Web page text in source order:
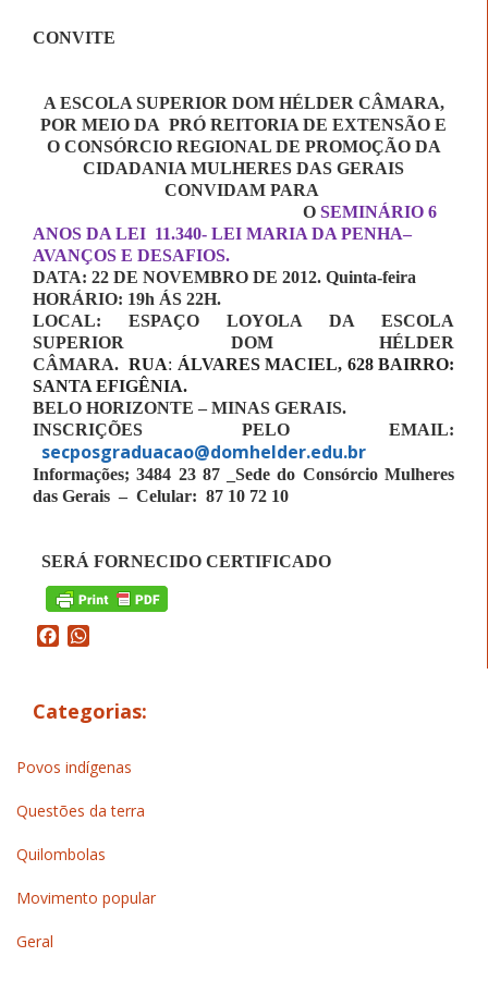
CONVITE
A ESCOLA SUPERIOR DOM HÉLDER CÂMARA,
POR MEIO DA PRÓ REITORIA DE EXTENSÃO E
O CONSÓRCIO REGIONAL DE PROMOÇÃO DA
CIDADANIA MULHERES DAS GERAIS
CONVIDAM PARA
O SEMINÁRIO 6
ANOS DA LEI 11.340- LEI MARIA DA PENHA–
AVANÇOS E DESAFIOS.
DATA: 22 DE NOVEMBRO DE 2012. Quinta-feira
HORÁRIO: 19h ÁS 22H.
LOCAL: ESPAÇO LOYOLA DA ESCOLA
SUPERIOR DOM HÉLDER
CÂMARA. RUA: ÁLVARES MACIEL, 628 BAIRRO:
SANTA EFIGÊNIA.
BELO HORIZONTE – MINAS GERAIS.
INSCRIÇÕES PELO EMAIL:
secposgraduacao@domhelder.edu.br
Informações; 3484 23 87 _Sede do Consórcio Mulheres
das Gerais – Celular: 87 10 72 10
SERÁ FORNECIDO CERTIFICADO
Facebook
Categorias:
Povos indígenas
Questões da terra
Quilombolas
Movimento popular
Geral